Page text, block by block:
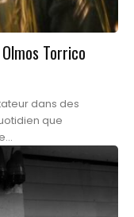
Torrico
dans des
que